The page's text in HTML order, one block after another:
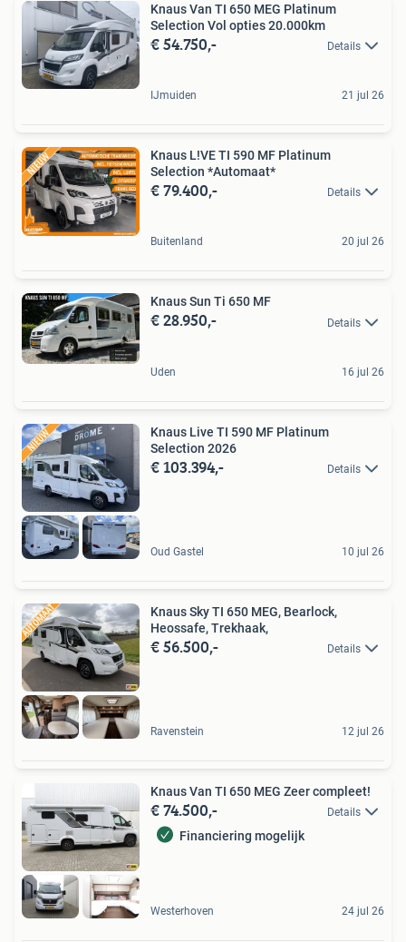
Knaus Van TI 650 MEG Platinum
Selection Vol opties 20.000km
€ 54.750,- Details
IJmuiden 21 jul 26
Knaus L!VE TI 590 MF Platinum
Selection *Automaat*
€ 79.400,- Details
Buitenland 20 jul 26
Knaus Sun Ti 650 MF
€ 28.950,- Details
Uden 16 jul 26
Knaus Live TI 590 MF Platinum
Selection 2026
€ 103.394,- Details
Oud Gastel 10 jul 26
Knaus Sky TI 650 MEG, Bearlock,
Heossafe, Trekhaak,
€ 56.500,- Details
Ravenstein 12 jul 26
Knaus Van TI 650 MEG Zeer compleet!
€ 74.500,- Details
Financiering mogelijk
Westerhoven 24 jul 26